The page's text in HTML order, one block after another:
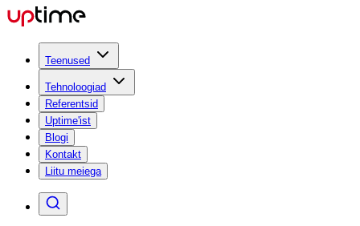
Teenused
Tehnoloogiad
Referentsid
Uptime'ist
Blogi
Kontakt
Liitu meiega